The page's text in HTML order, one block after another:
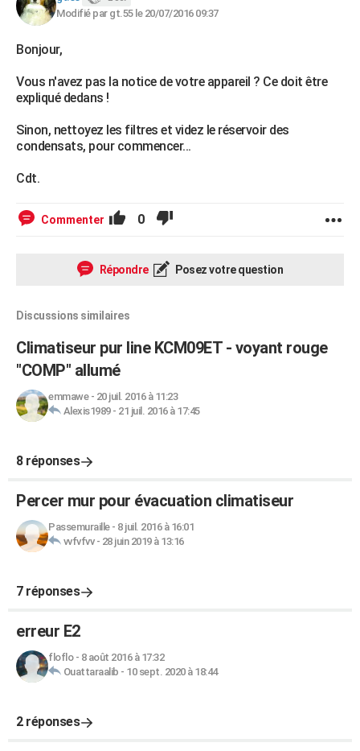
Modifié par gt.55 le 20/07/2016 09:37
Bonjour,
Vous n'avez pas la notice de votre appareil ? Ce doit être
expliqué dedans !
Sinon, nettoyez les filtres et videz le réservoir des
condensats, pour commencer...
Cdt.
Commenter 0
Répondre Posez votre question
Discussions similaires
Climatiseur pur line KCM09ET - voyant rouge
"COMP" allumé
emmawe- 20 juil. 2016 à 11:23
Alexis1989- 21 juil. 2016 à 17:45
8 réponses
Percer mur pour évacuation climatiseur
Passemuraille- 8 juil. 2016 à 16:01
vvfvfvv- 28 juin 2019 à 13:16
7 réponses
erreur E2
floflo- 8 août 2016 à 17:32
Ouattaraalib - 10 sept. 2020 à 18:44
2 réponses